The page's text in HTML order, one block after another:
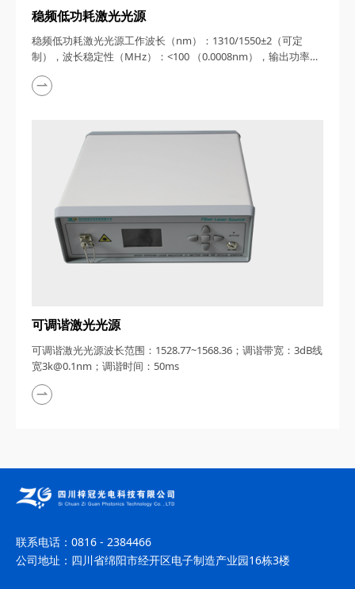
稳频低功耗激光光源
稳频低功耗激光光源工作波长（nm）：1310/1550±2（可定
制），波长稳定性（MHz）：<100 （0.0008nm），输出功率
（mW）：2
可调谐激光光源
可调谐激光光源波长范围：1528.77~1568.36；调谐带宽：3dB线
宽3k@0.1nm；调谐时间：50ms
联系电话： 0816 - 2384466
公司地址： 四川省绵阳市经开区电子制造产业园16栋3楼